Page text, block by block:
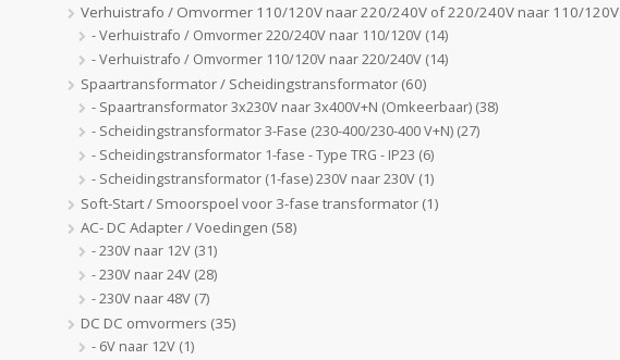
Verhuistrafo / Omvormer 110/120V naar 220/240V of 220/240V naar 110/120V
- Verhuistrafo / Omvormer 220/240V naar 110/120V (14)
- Verhuistrafo / Omvormer 110/120V naar 220/240V (14)
Spaartransformator / Scheidingstransformator (60)
- Spaartransformator 3x230V naar 3x400V+N (Omkeerbaar) (38)
- Scheidingstransformator 3-Fase (230-400/230-400 V+N) (27)
- Scheidingstransformator 1-fase - Type TRG - IP23 (6)
- Scheidingstransformator (1-fase) 230V naar 230V (1)
Soft-Start / Smoorspoel voor 3-fase transformator (1)
AC- DC Adapter / Voedingen (58)
- 230V naar 12V (31)
- 230V naar 24V (28)
- 230V naar 48V (7)
DC DC omvormers (35)
- 6V naar 12V (1)